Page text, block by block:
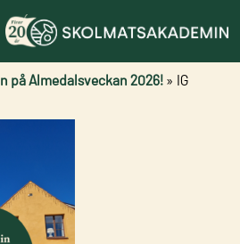
på Almedalsveckan 2026! » IG